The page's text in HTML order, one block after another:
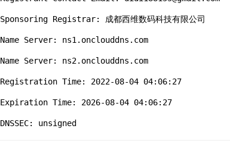
Sponsoring Registrar: 成都西维数码科技有限公司
Name Server: ns1.onclouddns.com
Name Server: ns2.onclouddns.com
Registration Time: 2022-08-04 04:06:27
Expiration Time: 2026-08-04 04:06:27